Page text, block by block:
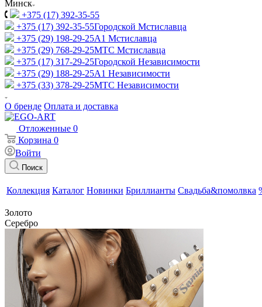
Минск
+375 (17) 392-35-55
+375 (17) 392-35-55Городской Мстиславца
+375 (29) 198-29-25A1 Мстиславца
+375 (29) 768-29-25МТС Мстиславца
+375 (17) 317-29-25Городской Независимости
+375 (29) 188-29-25A1 Независимости
+375 (33) 378-29-25МТС Независимости
О бренде Оплата и доставка
Отложенные 0
Корзина 0
Войти
Поиск
Коллекция Каталог Новинки Бриллианты Свадьба&помолвка
Золото
Серебро